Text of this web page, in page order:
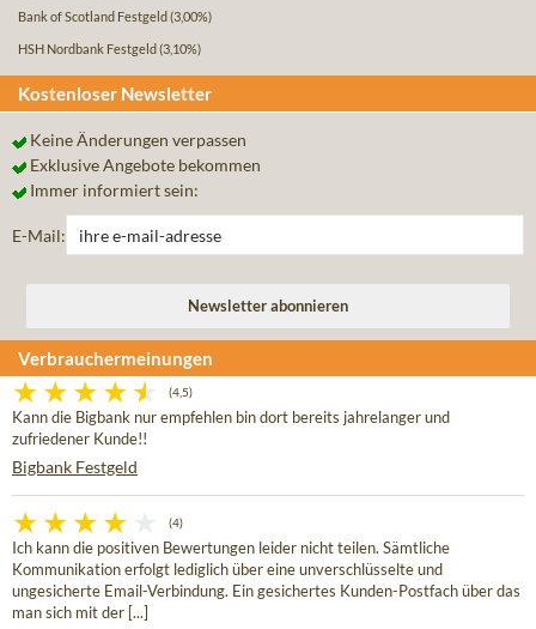
Bank of Scotland Festgeld (3,00%)
HSH Nordbank Festgeld (3,10%)
Kostenloser Newsletter
Keine Änderungen verpassen
Exklusive Angebote bekommen
Immer informiert sein:
E-Mail:
Verbrauchermeinungen
(4,5)
Kann die Bigbank nur empfehlen bin dort bereits jahrelanger und
zufriedener Kunde!!
Bigbank Festgeld
(4)
Ich kann die positiven Bewertungen leider nicht teilen. Sämtliche
Kommunikation erfolgt lediglich über eine unverschlüsselte und
ungesicherte Email-Verbindung. Ein gesichertes Kunden-Postfach über das
man sich mit der [...]